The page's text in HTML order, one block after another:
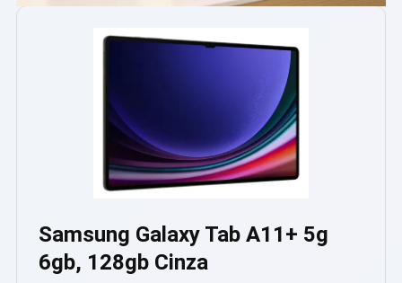
Samsung Galaxy Tab A11+ 5g
6gb, 128gb Cinza